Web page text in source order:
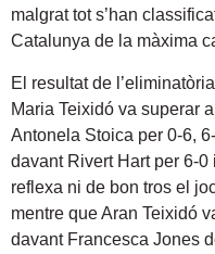
malgrat tot s’han
Catalunya de la màxima
El resultat de
Maria Teixidó va superar
Antonela Stoica per 0-6,
davant Rivert Hart per 6-
reflexa ni de bon tros el
mentre que Aran Teixidó
davant Francesca Jones